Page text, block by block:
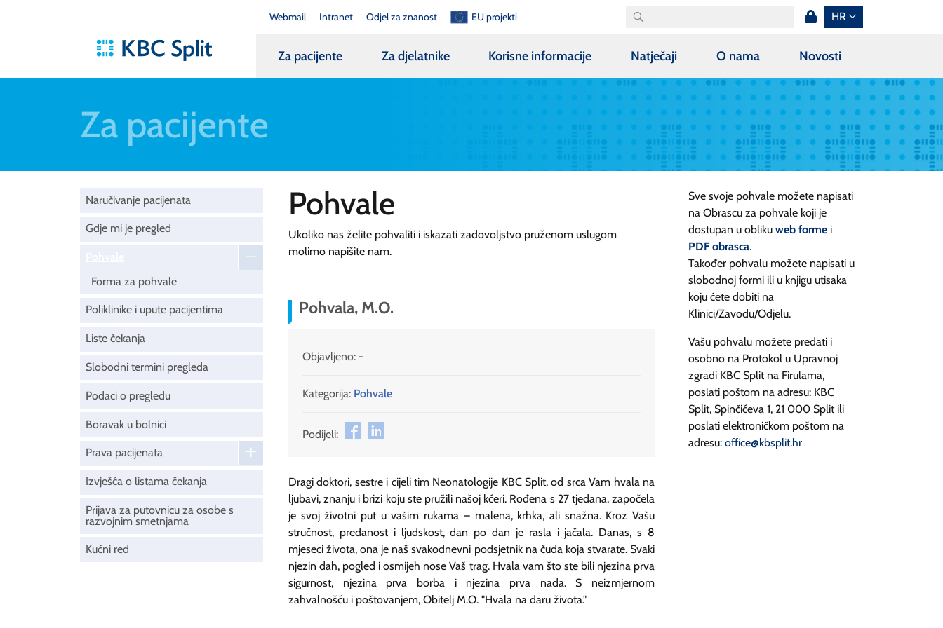
Webmail Intranet Odjel za znanost EU projekti HR
Za pacijente Za djelatnike Korisne informacije Natječaji O nama Novosti
Za pacijente
Naručivanje pacijenata
Gdje mi je pregled
Forma za pohvale
Poliklinike i upute pacijentima
Liste čekanja
Slobodni termini pregleda
Podaci o pregledu
Boravak u bolnici
Prava pacijenata
Izvješća o listama čekanja
Prijava za putovnicu za osobe s
razvojnim smetnjama
Kućni red
Pohvale
Ukoliko nas želite pohvaliti i iskazati zadovoljstvo pruženom uslugom
molimo napišite nam.
Pohvala, M.O.
Objavljeno: -
Kategorija: Pohvale
Podijeli:
Dragi doktori, sestre i cijeli tim Neonatologije KBC Split, od srca Vam hvala na
ljubavi, znanju i brizi koju ste pružili našoj kćeri. Rođena s 27 tjedana, započela
je svoj životni put u vašim rukama – malena, krhka, ali snažna. Kroz Vašu
stručnost, predanost i ljudskost, dan po dan je rasla i jačala. Danas, s 8
mjeseci života, ona je naš svakodnevni podsjetnik na čuda koja stvarate. Svaki
njezin dah, pogled i osmijeh nose Vaš trag. Hvala vam što ste bili njezina prva
sigurnost, njezina prva borba i njezina prva nada. S neizmjernom
zahvalnošću i poštovanjem, Obitelj M.O. "Hvala na daru života."
Sve svoje pohvale možete napisati
na Obrascu za pohvale koji je
dostupan u obliku web forme i
PDF obrasca.
Također pohvalu možete napisati u
slobodnoj formi ili u knjigu utisaka
koju ćete dobiti na
Klinici/Zavodu/Odjelu.
Vašu pohvalu možete predati i
osobno na Protokol u Upravnoj
zgradi KBC Split na Firulama,
poslati poštom na adresu: KBC
Split, Spinčićeva 1, 21 000 Split ili
poslati elektroničkom poštom na
adresu: office@kbsplit.hr